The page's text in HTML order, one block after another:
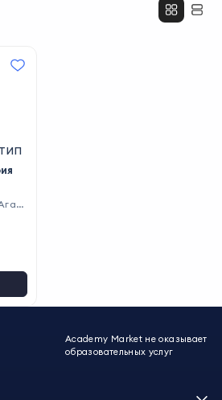
Academy Market не оказывает
образовательных услуг